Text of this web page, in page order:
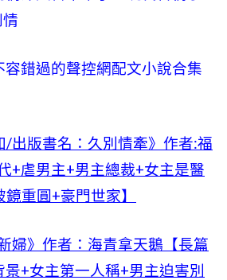
錯過的聲控網配文小說合集
/出版書名：久別情牽》作者:福
+虐男主+男主總裁+女主是醫
重圓+豪門世家】
婦》作者：海青拿天鵝【長篇
+女主第一人稱+男主迫害別